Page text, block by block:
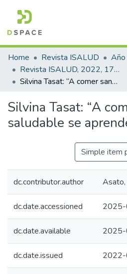
Communities & Collections
All of DSpace
Statistics
Home Revista ISALUD
Revista ISALUD, 2022, 17(82)
Silvina Tasat: “A comer sano y saludable se aprende”
Silvina Tasat: “A
saludable se
Simple item
dc.contributor.author
dc.date.accessioned
dc.date.available
dc.date.issued